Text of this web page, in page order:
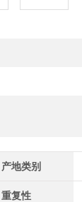
产地类别
重复性